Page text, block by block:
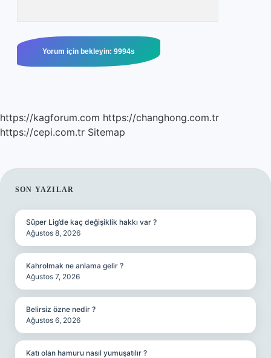
https://kagforum.com https://changhong.com.tr
https://cepi.com.tr Sitemap
SIDEBAR
SON YAZILAR
Süper Lig’de kaç değişiklik hakkı var ?
Ağustos 8, 2026
Kahrolmak ne anlama gelir ?
Ağustos 7, 2026
Belirsiz özne nedir ?
Ağustos 6, 2026
Katı olan hamuru nasıl yumuşatılır ?